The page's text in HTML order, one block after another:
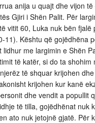
anija u quajt dhe vijon
Gjiri i Shën Palit. Për
vitit 60, Luka nuk bën fjalë
11). Kështu që gojëdhëna
lidhur me largimin e Shën
të katër, si do ta shohim
të shquar krijohen
krijohen kur kanë
dhe vendit a popullit
të tilla, gojëdhënat nuk
ato nuk jetojnë gjatë. Për